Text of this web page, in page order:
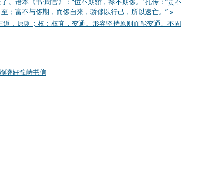
；富不与侈期，而侈自来，骄侈以行己，所以速亡。” »
道，原则；权：权宜，变通。形容坚持原则而能变通、不固
嗜好耸峙书信